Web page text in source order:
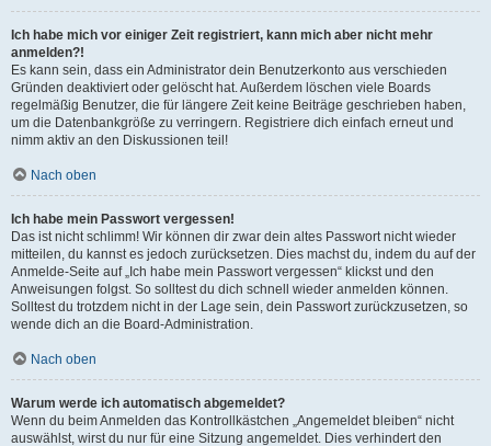
Ich habe mich vor einiger Zeit registriert, kann mich aber nicht mehr
anmelden?!
Es kann sein, dass ein Administrator dein Benutzerkonto aus verschieden
Gründen deaktiviert oder gelöscht hat. Außerdem löschen viele Boards
regelmäßig Benutzer, die für längere Zeit keine Beiträge geschrieben haben,
um die Datenbankgröße zu verringern. Registriere dich einfach erneut und
nimm aktiv an den Diskussionen teil!
Nach oben
Ich habe mein Passwort vergessen!
Das ist nicht schlimm! Wir können dir zwar dein altes Passwort nicht wieder
mitteilen, du kannst es jedoch zurücksetzen. Dies machst du, indem du auf der
Anmelde-Seite auf „Ich habe mein Passwort vergessen“ klickst und den
Anweisungen folgst. So solltest du dich schnell wieder anmelden können.
Solltest du trotzdem nicht in der Lage sein, dein Passwort zurückzusetzen, so
wende dich an die Board-Administration.
Nach oben
Warum werde ich automatisch abgemeldet?
Wenn du beim Anmelden das Kontrollkästchen „Angemeldet bleiben“ nicht
auswählst, wirst du nur für eine Sitzung angemeldet. Dies verhindert den